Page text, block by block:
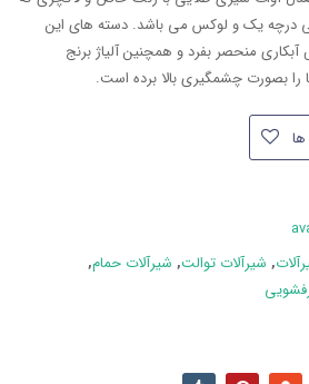
درچه یک و لوکس می باشد. دسته های این
منحصر بفرد و همچنین آلیاژ برنج
بصورت چشمگیری بالا برده است.
, شیرآلات توالت, شیرآلات حمام,